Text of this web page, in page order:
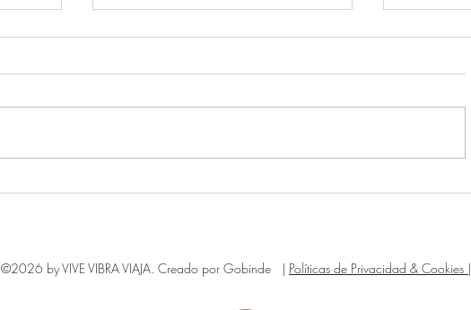
ERES PARTE DEL PROBLEMA
©2026 by VIVE VIBRA VIAJA. Creado por Gobinde | Políticas de Privacidad & Cookies |